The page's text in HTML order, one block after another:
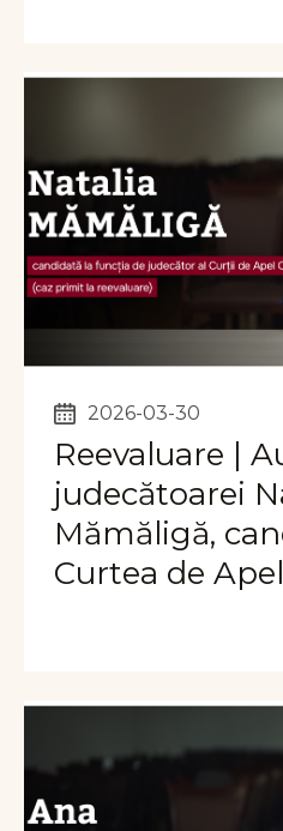
2026-03-30
Reevaluare |
judecătoarei
Mămăligă,
Curtea de